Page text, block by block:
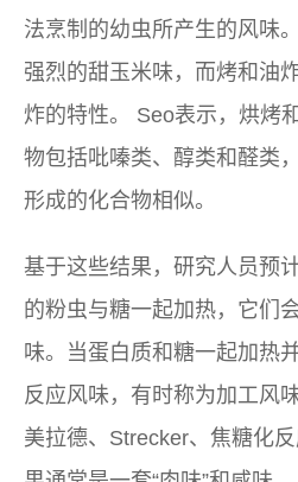
法烹制的幼虫所产生的风味
强烈的甜玉米味，而烤和油
炸的特性。 Seo表示，烘烤
物包括吡嗪类、醇类和醛类
形成的化合物相似。
基于这些结果，研究人员预
的粉虫与糖一起加热，它们
味。当蛋白质和糖一起加热
反应风味，有时称为加工风
美拉德、Strecker、焦糖化